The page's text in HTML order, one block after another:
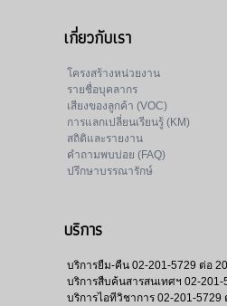
เกี่ยวกับเรา
โครงสร้างหน่วยงาน
รายชื่อบุคลากร
เสียงของลูกค้า (VOC)
การแลกเปลี่ยนเรียนรู้ (KM)
สถิติและรายงาน
คำถามพบบ่อย (FAQ)
ปรึกษาบรรณารักษ์
บริการ
บริการยืม-คืน 02-201-5729 ต่อ
บริการสืบค้นสารสนเทศฯ 02-201-
บริการไอทีวิชาการ 02-201-5729